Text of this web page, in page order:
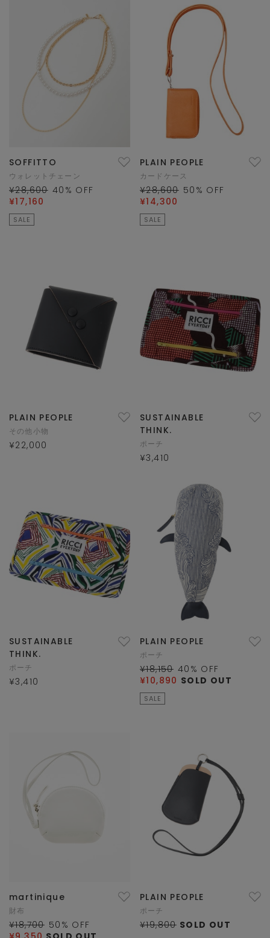
SOFFITTO
ウォレットチェーン
¥28,600 40 % OFF
¥17,160
SALE
PLAIN PEOPLE
カードケース
¥28,600 50 % OFF
¥14,300
SALE
PLAIN PEOPLE
その他小物
¥22,000
SUSTAINABLE
THINK.
ポーチ
¥3,410
SUSTAINABLE
THINK.
ポーチ
¥3,410
PLAIN PEOPLE
ポーチ
¥18,150 40 % OFF
¥10,890 SOLD OUT
SALE
martinique
財布
¥18,700 50 % OFF
PLAIN PEOPLE
ポーチ
¥19,800 SOLD OUT